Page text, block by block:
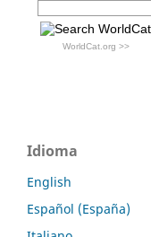
WorldCat.org >>
Idioma
English
Español (España)